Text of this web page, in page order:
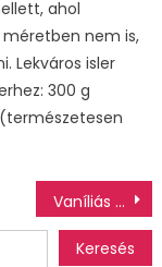
ahol
nem is,
Lekváros isler
300 g
Vaníliás muffin/cupcake alaprecept
Keresés